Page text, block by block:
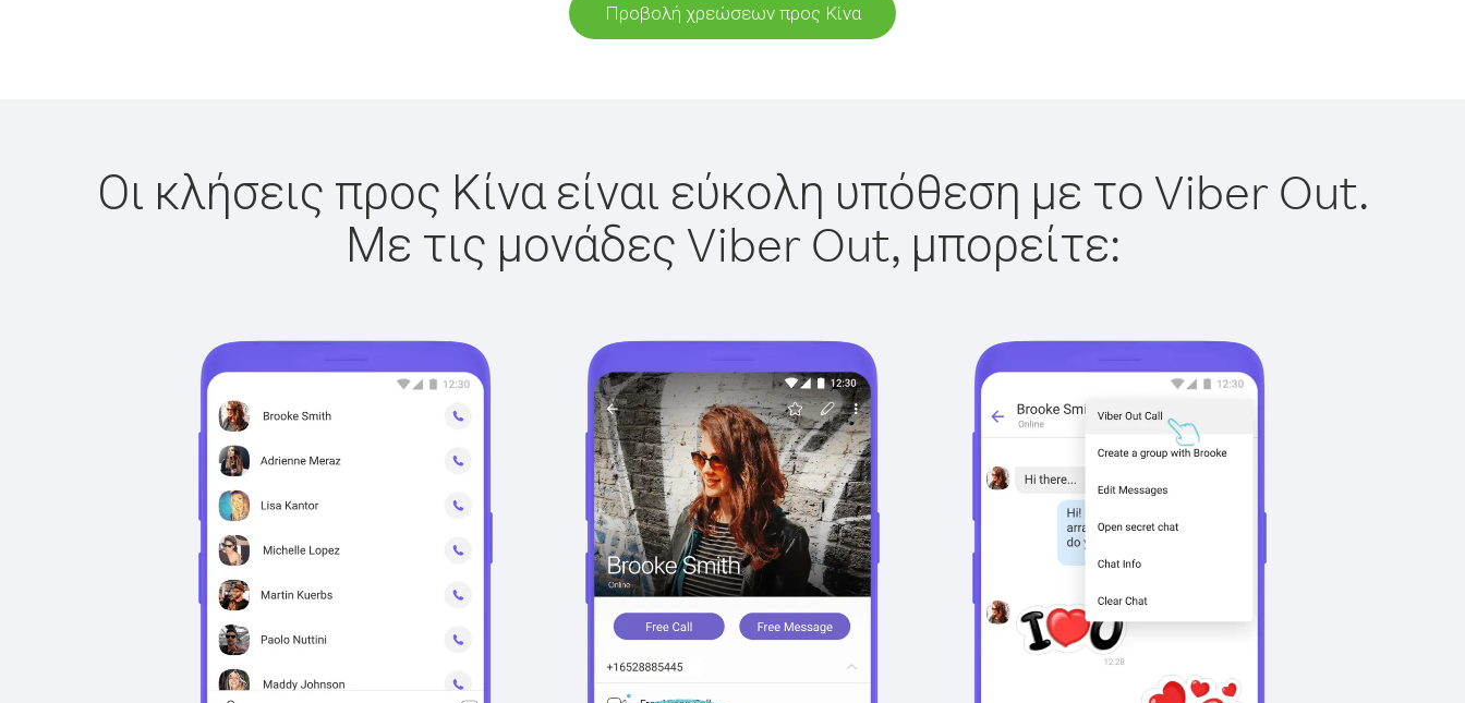
Προβολή χρεώσεων προς Κίνα
Οι κλήσεις προς Κίνα είναι εύκολη υπόθεση με το Viber Out.
Με τις μονάδες Viber Out, μπορείτε: